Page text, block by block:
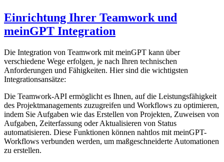
Einrichtung Ihrer Teamwork und
meinGPT Integration
Die Integration von Teamwork mit meinGPT kann über
verschiedene Wege erfolgen, je nach Ihren technischen
Anforderungen und Fähigkeiten. Hier sind die wichtigsten
Integrationsansätze:
Die Teamwork-API ermöglicht es Ihnen, auf die Leistungsfähigkeit
des Projektmanagements zuzugreifen und Workflows zu optimieren,
indem Sie Aufgaben wie das Erstellen von Projekten, Zuweisen von
Aufgaben, Zeiterfassung oder Aktualisieren von Status
automatisieren. Diese Funktionen können nahtlos mit meinGPT-
Workflows verbunden werden, um maßgeschneiderte Automationen
zu erstellen.